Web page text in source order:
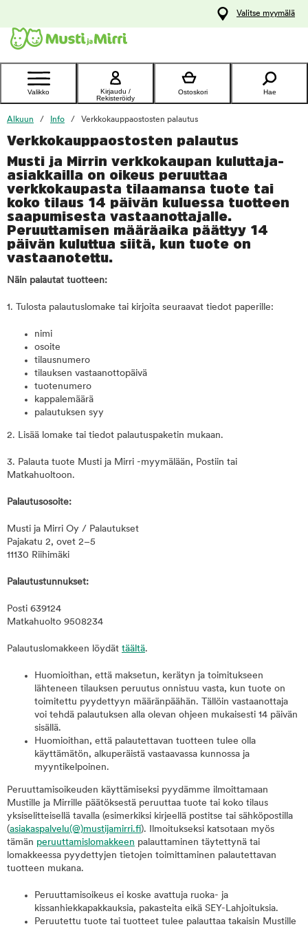
Ota yhteyttä
asiakaspalveluun
Valitse myymälä
Valikko
Kirjaudu /
Rekisteröidy
Ostoskori Hae
Alkuun Info Verkkokauppaostosten palautus
Verkkokauppaostosten palautus
Musti ja Mirrin verkkokaupan kuluttaja-
asiakkailla on oikeus peruuttaa
verkkokaupasta tilaamansa tuote tai
koko tilaus 14 päivän kuluessa tuotteen
saapumisesta vastaanottajalle.
Peruuttamisen määräaika päättyy 14
päivän kuluttua siitä, kun tuote on
vastaanotettu.
Näin palautat tuotteen:
1. Tulosta palautuslomake tai kirjoita seuraavat tiedot paperille:
nimi
osoite
tilausnumero
tilauksen vastaanottopäivä
tuotenumero
kappalemäärä
palautuksen syy
2. Lisää lomake tai tiedot palautuspaketin mukaan.
3. Palauta tuote Musti ja Mirri -myymälään, Postiin tai
Matkahuoltoon.
Palautusosoite:
Musti ja Mirri Oy / Palautukset
Pajakatu 2, ovet 2–5
11130 Riihimäki
Palautustunnukset:
Posti 639124
Matkahuolto 9508234
Palautuslomakkeen löydät täältä.
Huomioithan, että maksetun, kerätyn ja toimitukseen
lähteneen tilauksen peruutus onnistuu vasta, kun tuote on
toimitettu pyydettyyn määränpäähän. Tällöin vastaanottaja
voi tehdä palautuksen alla olevan ohjeen mukaisesti 14 päivän
sisällä.
Huomioithan, että palautettavan tuotteen tulee olla
käyttämätön, alkuperäistä vastaavassa kunnossa ja
myyntikelpoinen.
Peruuttamisoikeuden käyttämiseksi pyydämme ilmoittamaan
Mustille ja Mirrille päätöksestä peruuttaa tuote tai koko tilaus
yksiselitteisellä tavalla (esimerkiksi kirjeellä postitse tai sähköpostilla
(asiakaspalvelu(@)mustijamirri.fi). Ilmoitukseksi katsotaan myös
tämän peruuttamislomakkeen palauttaminen täytettynä tai
lomakkeessa pyydettyjen tietojen toimittaminen palautettavan
tuotteen mukana.
Peruuttamisoikeus ei koske avattuja ruoka- ja
kissanhiekkapakkauksia, pakasteita eikä SEY-Lahjoituksia.
Peruutettu tuote tai tuotteet tulee palauttaa takaisin Mustille